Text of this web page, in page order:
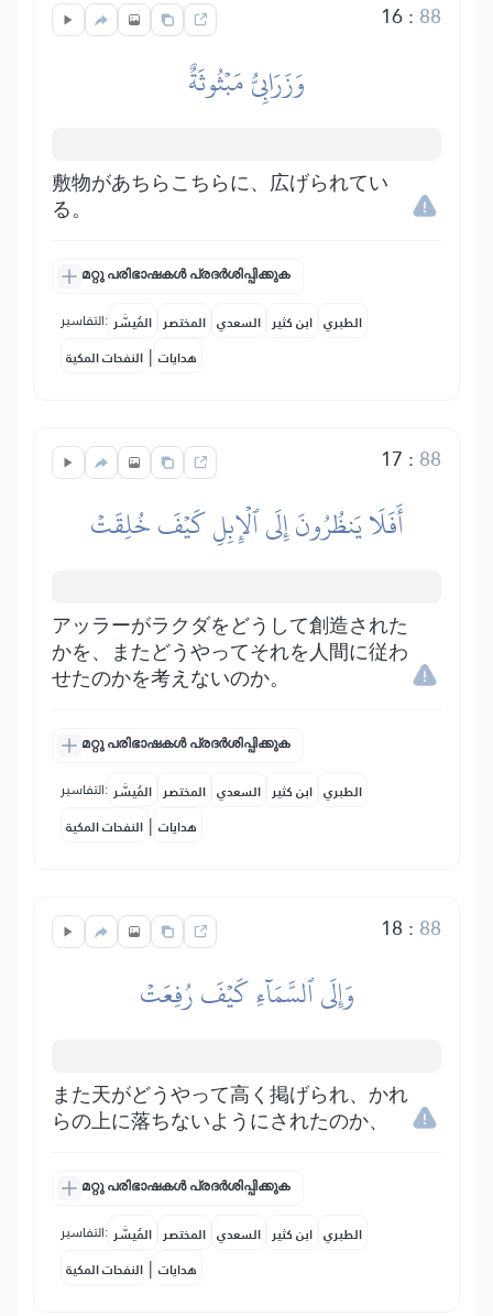
16: 88
وَزَرَابِيُّ مَبۡثُوثَةٌ
敷物があちらこちらに、広げられてい
る。
മറ്റു പരിഭാഷകൾ പ്രദർശിപ്പിക്കുക
التفاسير: المُيسَّر المختصر السعدي ابن كثير الطبري
النفحات المكية | هدايات
17 : 88
أَفَلَا يَنظُرُونَ إِلَى ٱلۡإِبِلِ كَيۡفَ خُلِقَتۡ
アッラーがラクダをどうして創造された
かを、またどうやってそれを人間に従わ
せたのかを考えないのか。
മറ്റു പരിഭാഷകൾ പ്രദർശിപ്പിക്കുക
التفاسير: المُيسَّر المختصر السعدي ابن كثير الطبري
النفحات المكية | هدايات
18 : 88
وَإِلَى ٱلسَّمَآءِ كَيۡفَ رُفِعَتۡ
また天がどうやって高く掲げられ、かれ
らの上に落ちないようにされたのか、
മറ്റു പരിഭാഷകൾ പ്രദർശിപ്പിക്കുക
التفاسير: المُيسَّر المختصر السعدي ابن كثير الطبري
النفحات المكية | هدايات